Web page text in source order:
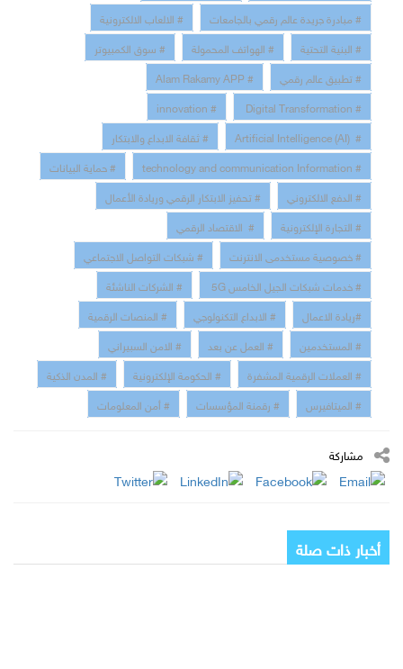
# مبادرة جريدة عالم رقمي بالجامعات
# الالعاب الالكترونية
# البنية التحتية
# الهواتف المحمولة
# سوق الكمبيوتر
# تطبيق عالم رقمي
# Alam Rakamy APP
# Digital Transformation
# innovation
# Artificial Intelligence (AI)
# ثقافة الابداع والابتكار
# technology and communication Information
# حماية البيانات
# الدفع الالكتروني
# تحفيز الابتكار الرقمي وريادة الأعمال
# التجارة الإلكترونية
# الاقتصاد الرقمي
# خصوصية مستخدمى الانترنت
# شبكات التواصل الاجتماعي
# خدمات شبكات الجيل الخامس 5G
# الشركات الناشئة
#ريادة الاعمال
# الابداع التكنولوجي
# المنصات الرقمية
# المستخدمين
# العمل عن بعد
# الامن السبيراني
# العملات الرقمية المشفرة
# الحكومة الإلكترونية
# المدن الذكية
# الميتافيرس
# رقمنة المؤسسات # أمن المعلومات
مشاركة
أخبار ذات صلة